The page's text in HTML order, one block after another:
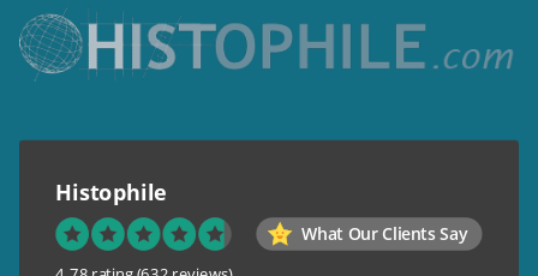
Histophile
What Our Clients Say